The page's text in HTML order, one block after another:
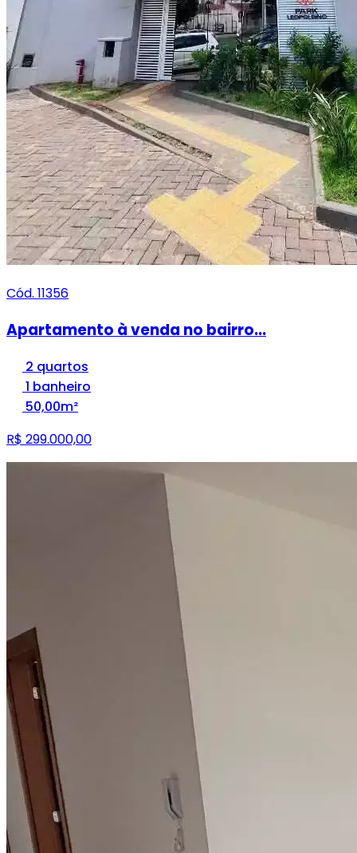
Cód. 11356
Apartamento à venda no bairro...
2 quartos
1 banheiro
50,00m²
R$ 299.000,00